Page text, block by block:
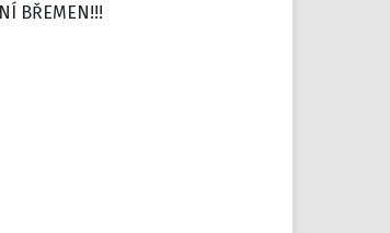
BŘEMEN!!!